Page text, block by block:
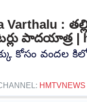
Varthalu :
పాదయాత్ర |
కోసం వందల
HMTVNEWS